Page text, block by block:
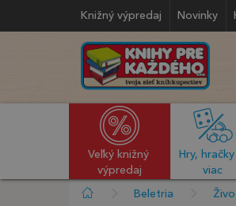
Knižný výpredaj Novinky
Veľký knižný
výpredaj
Hry, hračky
viac
Beletria